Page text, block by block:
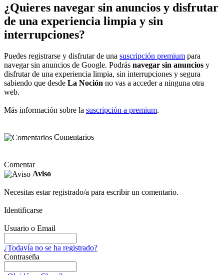
¿Quieres navegar sin anuncios y disfrutar
de una experiencia limpia y sin
interrupciones?
Puedes registrarse y disfrutar de una suscripción premium para
navegar sin anuncios de Google. Podrás navegar sin anuncios y
disfrutar de una experiencia limpia, sin interrupciones y segura
sabiendo que desde La Noción no vas a acceder a ninguna otra
web.
Más información sobre la suscripción a premium.
Comentarios
Comentar
Aviso
Necesitas estar registrado/a para escribir un comentario.
Identificarse
Usuario o Email
¿Todavía no se ha registrado?
Contraseña